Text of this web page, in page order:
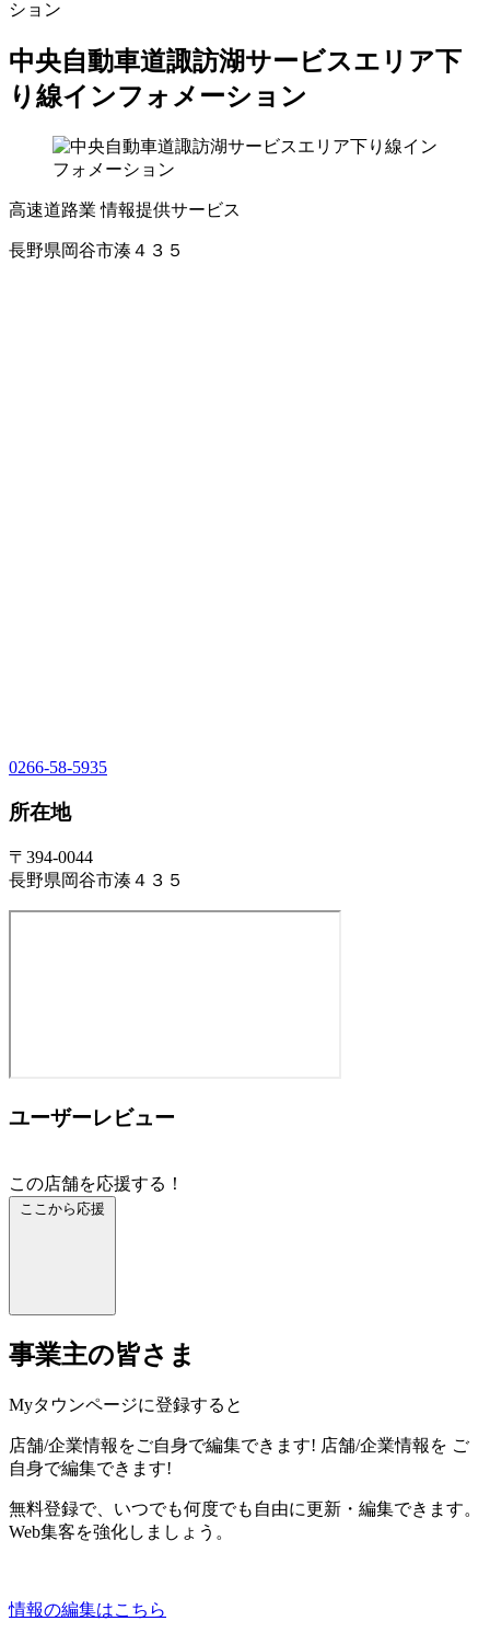
ション
中央自動車道諏訪湖サービスエリア下
り線インフォメーション
高速道路業 情報提供サービス
長野県岡谷市湊４３５
0266-58-5935
所在地
〒394-0044
長野県岡谷市湊４３５
ユーザーレビュー
この店舗を応援する！
ここから応援
事業主の皆さま
Myタウンページに登録すると
店舗/企業情報をご自身で編集できます! 店舗/企業情報を ご
自身で編集できます!
無料登録で、いつでも何度でも自由に更新・編集できます。
Web集客を強化しましょう。
情報の編集はこちら